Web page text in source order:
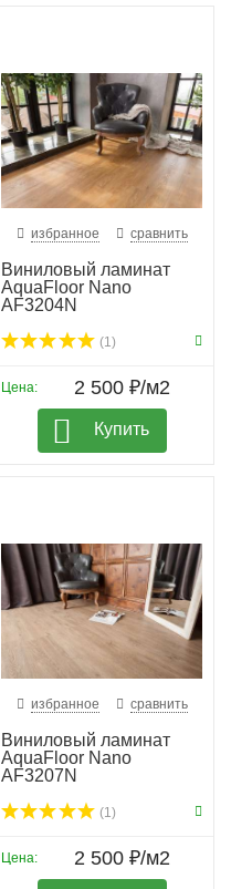
избранное сравнить
Виниловый ламинат
AquaFloor Nano
AF3204N
(1)
Цена: 2 500 ₽/м2
Купить
избранное сравнить
Виниловый ламинат
AquaFloor Nano
AF3207N
(1)
Цена: 2 500 ₽/м2